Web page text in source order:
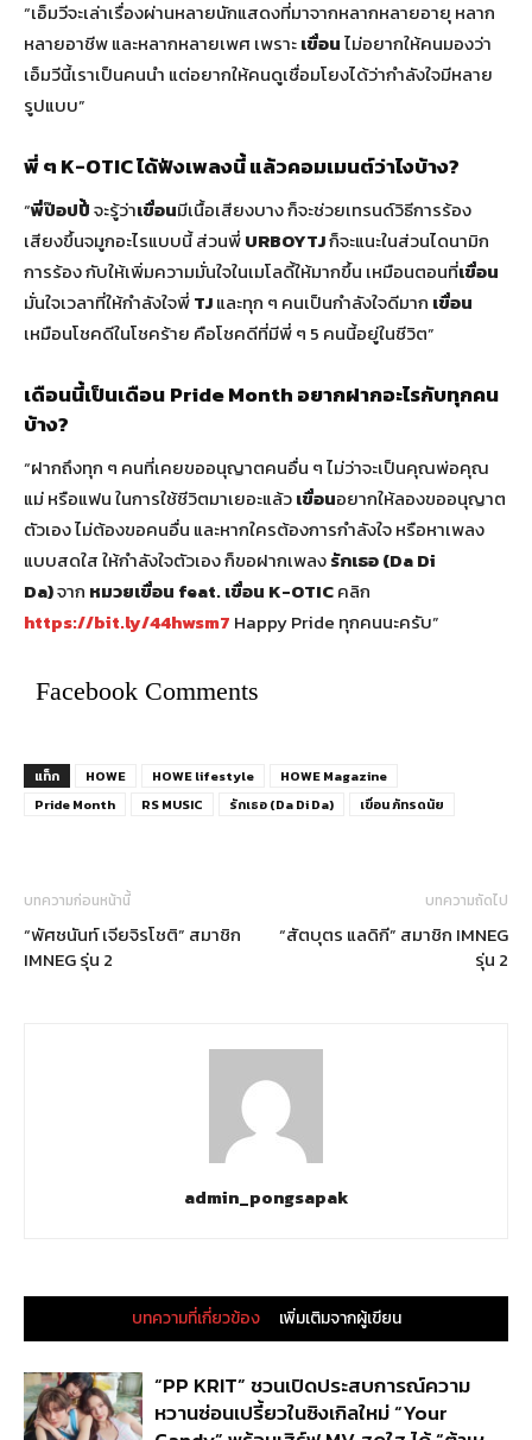
“เอ็มวีจะเล่าเรื่องผ่านหลายนักแสดงที่มาจากหลากหลายอายุ หลาก
หลายอาชีพ และหลากหลายเพศ เพราะเขื่อนไม่อยากให้คนมองว่า
เอ็มวีนี้เราเป็นคนนำ แต่อยากให้คนดูเชื่อมโยงได้ว่ากำลังใจมีหลาย
รูปแบบ”
พี่ ๆ K-OTIC ได้ฟังเพลงนี้ แล้วคอมเมนต์ว่าไงบ้าง?
“พี่ป๊อปปี้จะรู้ว่าเขื่อนมีเนื้อเสียงบาง ก็จะช่วยเทรนด์วิธีการร้อง
เสียงขึ้นจมูกอะไรแบบนี้ ส่วนพี่URBOYTJก็จะแนะในส่วนไดนามิก
การร้อง กับให้เพิ่มความมั่นใจในเมโลดี้ให้มากขึ้น เหมือนตอนที่เขื่อน
มั่นใจเวลาที่ให้กำลังใจพี่TJและทุก ๆ คนเป็นกำลังใจดีมาก เขื่อน
เหมือนโชคดีในโชคร้าย คือโชคดีที่มีพี่ ๆ 5 คนนี้อยู่ในชีวิต”
เดือนนี้เป็นเดือนPride Month อยากฝากอะไรกับทุกคน
บ้าง?
“ฝากถึงทุก ๆ คนที่เคยขออนุญาตคนอื่น ๆ ไม่ว่าจะเป็นคุณพ่อคุณ
แม่ หรือแฟน ในการใช้ชีวิตมาเยอะแล้วเขื่อนอยากให้ลองขออนุญาต
ตัวเอง ไม่ต้องขอคนอื่น และหากใครต้องการกำลังใจ หรือหาเพลง
แบบสดใส ให้กำลังใจตัวเอง ก็ขอฝากเพลงรักเธอ (Da Di
Da)จาก หมวยเขื่อน feat. เขื่อน K-OTICคลิก
https://bit.ly/44hwsm7 Happy Pride ทุกคนนะครับ”
Facebook Comments
แท็ก HOWE HOWE lifestyle
HOWE Magazine
Pride Month
RS MUSIC รักเธอ (Da Di Da) เขื่อน ภัทรดนัย
บทความก่อนหน้านี้
“พัศชนันท์ เจียจิรโชติ” สมาชิก
IMNEG รุ่น 2
บทความถัดไป
“สัตบุตร แลดิกี” สมาชิก IMNEG
รุ่น 2
admin_pongsapak
บทความที่เกี่ยวข้อง เพิ่มเติมจากผู้เขียน
“PP KRIT” ชวนเปิดประสบการณ์ความ
หวานซ่อนเปรี้ยวในซิงเกิลใหม่ “Your